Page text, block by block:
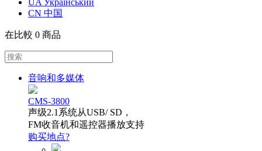
UA Український
CN 中国
在比較 0 商品
音响和多媒体
CMS-3800
声级2.1系统从USB/ SD，
FM收音机和遥控器播放支持
购买地点?